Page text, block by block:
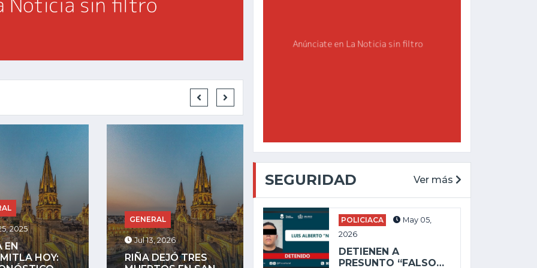
2026
TRES
GENERAL
Jul 27, 2025
LA COMUNIDAD
INDÍGENA DE
CHAPALA
May 27, 2025
ALEJANDRO
AGUIRRE LLEVA
ENVÍAN A PRISIÓN
SEGURIDAD Ver más
POLICIACA
May 05,
2026
DETIENEN A
PRESUNTO “FALSO…